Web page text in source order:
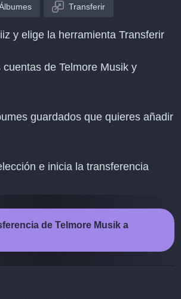
Transferir
y elige la herramienta Transferir
cuentas de Telmore Musik y
guardados que quieres añadir
e inicia la transferencia
de Telmore Musik a